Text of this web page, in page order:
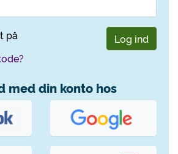
på
Log ind
med din konto hos